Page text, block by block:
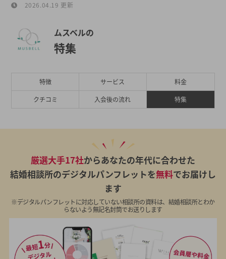
2026.04.19 更新
ムスベルの
特集
特徴 サービス 料金
クチコミ 入会後の流れ 特集
厳選大手17社からあなたの年代に合わせた
結婚相談所のデジタルパンフレットを無料でお届けし
ます
※デジタルパンフレットに対応していない相談所の資料は、結婚相談所とわか
らないよう無記名封筒でお送りします